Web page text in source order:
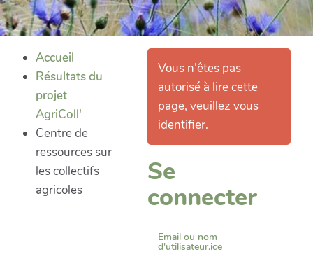
Accueil
Résultats du
projet
AgriColl'
Centre de
ressources sur
les collectifs
agricoles
Vous n'êtes pas
autorisé à lire cette
page, veuillez vous
identifier.
Se
connecter
Email ou nom
d'utilisateur.ice